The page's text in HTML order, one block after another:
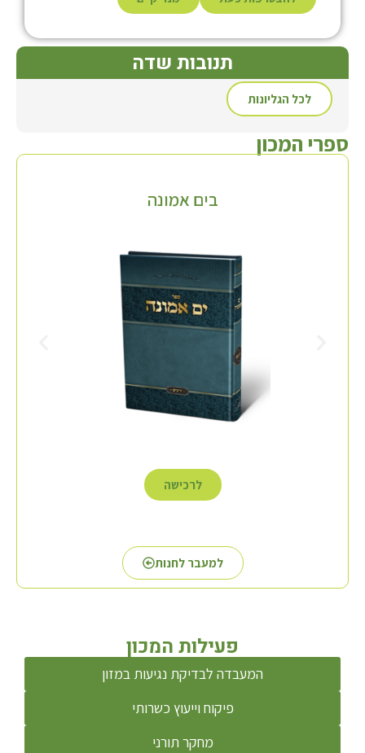
תנובות שדה
לכל הגליונות
ספרי המכון
בים אמונה
לרכישה
למעבר לחנות
פעילות המכון
המעבדה לבדיקת נגיעות במזון
פיקוח וייעוץ כשרותי
מחקר תורני